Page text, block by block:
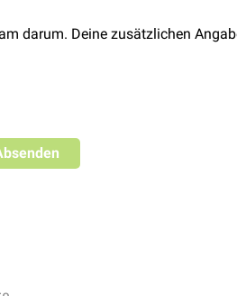
darum. Deine zusätzlichen